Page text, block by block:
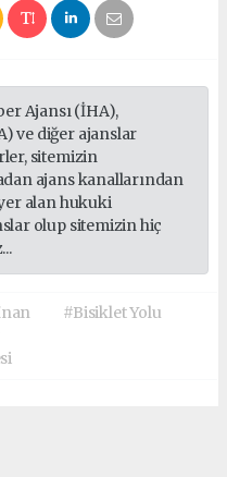
Ajansı (İHA),
ve diğer ajanslar
sitemizin
ajans kanallarından
alan hukuki
olup sitemizin hiç
#Bisiklet Yolu